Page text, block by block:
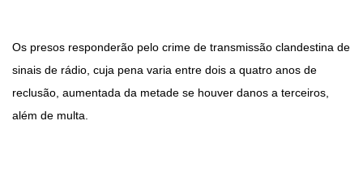
Os presos responderão pelo crime de transmissão clandestina de
sinais de rádio, cuja pena varia entre dois a quatro anos de
reclusão, aumentada da metade se houver danos a terceiros,
além de multa.